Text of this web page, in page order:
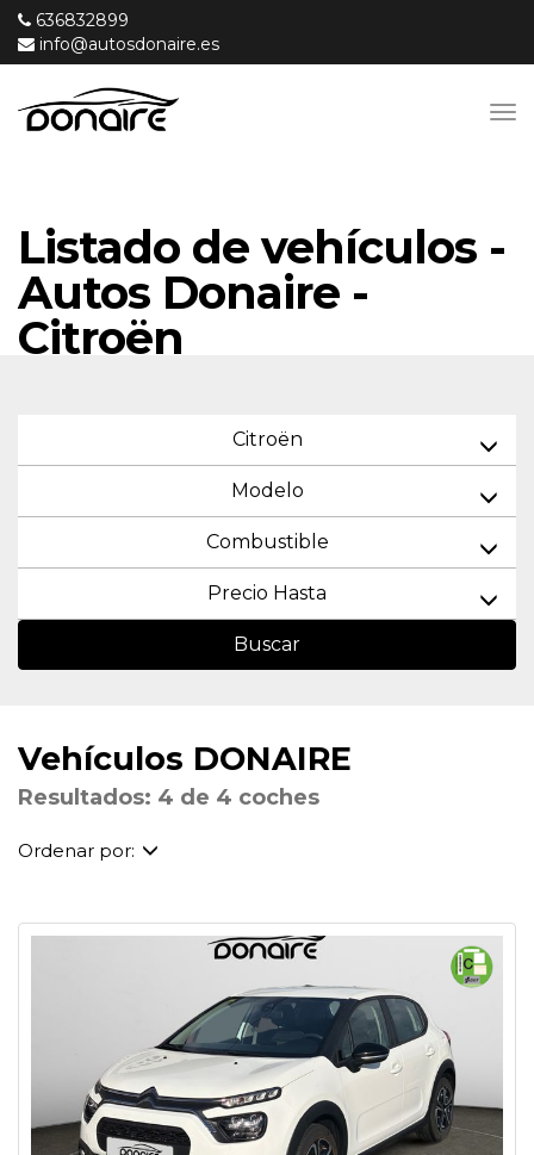
636832899
info@autosdonaire.es
Listado de vehículos -
Autos Donaire -
Citroën
Citroën
Modelo
Combustible
Precio Hasta
Buscar
Vehículos DONAIRE
Resultados: 4 de 4 coches
Ordenar por: